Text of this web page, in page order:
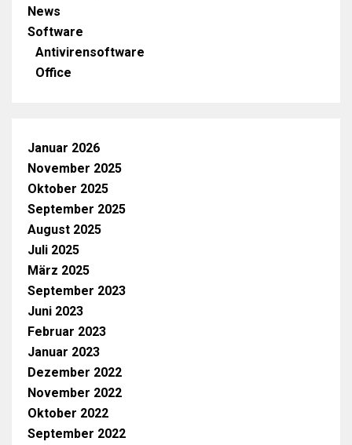
News
Software
Antivirensoftware
Office
Januar 2026
November 2025
Oktober 2025
September 2025
August 2025
Juli 2025
März 2025
September 2023
Juni 2023
Februar 2023
Januar 2023
Dezember 2022
November 2022
Oktober 2022
September 2022